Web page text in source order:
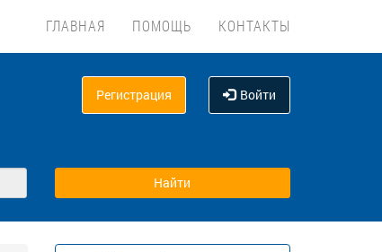
ГЛАВНАЯ ПОМОЩЬ КОНТАКТЫ
Регистрация Войти